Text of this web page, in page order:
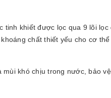
khiết được lọc qua 9 lõi lọc
chất thiết yếu cho cơ
khó chịu trong nước, bảo